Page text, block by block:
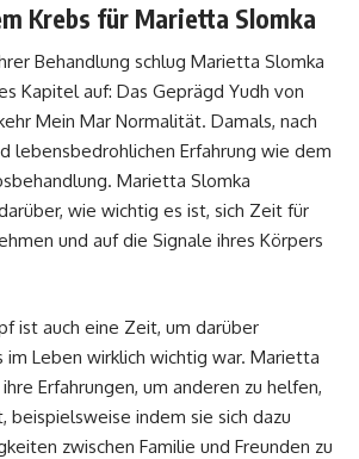
Krebs für Marietta Slomka
Behandlung schlug Marietta Slomka
Kapitel auf: Das Geprägd Yudh von
Mein Mar Normalität. Damals, nach
lebensbedrohlichen Erfahrung wie dem
Marietta Slomka
wie wichtig es ist, sich Zeit für
und auf die Signale ihres Körpers
ist auch eine Zeit, um darüber
im Leben wirklich wichtig war. Marietta
Erfahrungen, um anderen zu helfen,
indem sie sich dazu
zwischen Familie und Freunden zu